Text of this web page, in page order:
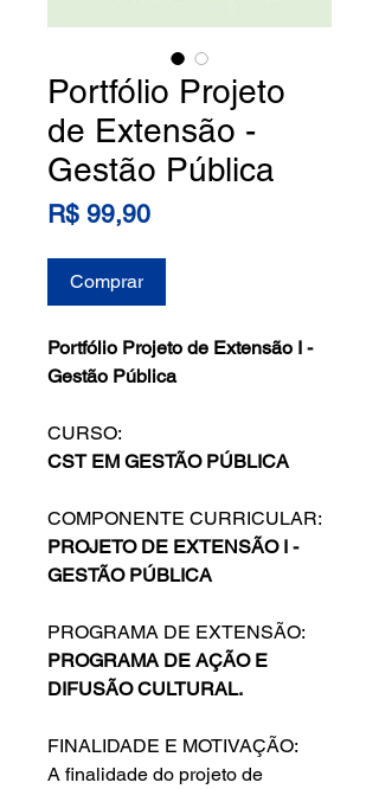
Portfólio Projeto
de Extensão -
Gestão Pública
R$ 99,90Preço
Comprar
Portfólio Projeto de Extensão I -
Gestão Pública
CURSO:
CST EM GESTÃO PÚBLICA
COMPONENTE CURRICULAR:
PROJETO DE EXTENSÃO I -
GESTÃO PÚBLICA
PROGRAMA DE EXTENSÃO:
PROGRAMA DE AÇÃO E
DIFUSÃO CULTURAL.
FINALIDADE E MOTIVAÇÃO:
A finalidade do projeto de